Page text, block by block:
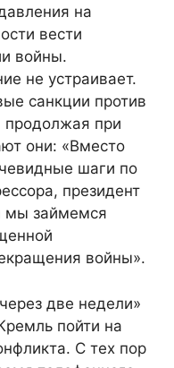
на
вести
войны.
не устраивает.
санкции против
при
они: «Вместо
шаги по
президент
мы займемся
войны».
две недели»
пойти на
С тех пор